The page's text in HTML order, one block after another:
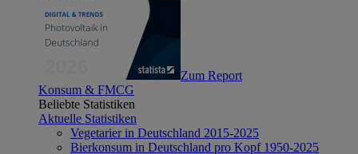
Zum Report
Konsum & FMCG
Beliebte Statistiken
Aktuelle Statistiken
Vegetarier in Deutschland 2015-2025
Bierkonsum in Deutschland pro Kopf 1950-2025